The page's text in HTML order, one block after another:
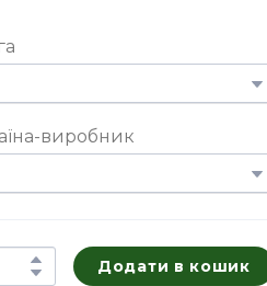
виробник
Додати в кошик